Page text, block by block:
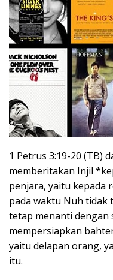
1 Petrus 3:19-20 (TB)
memberitakan Injil
penjara, yaitu kepada
pada waktu Nuh tidak
tetap menanti dengan
mempersiapkan
yaitu delapan orang,
itu.